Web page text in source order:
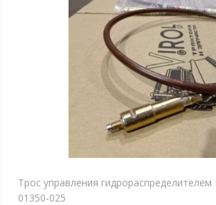
Трос управления
01350-025